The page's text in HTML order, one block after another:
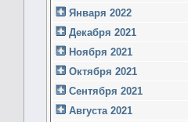
Января 2022
Декабря 2021
Ноября 2021
Октября 2021
Сентября 2021
Августа 2021